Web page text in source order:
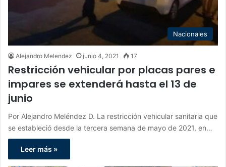
Nacionales
Alejandro Melendez junio 4, 2021 17
Restricción vehicular por placas pares e
impares se extenderá hasta el 13 de
junio
Por Alejandro Meléndez D. La restricción vehicular sanitaria que
se estableció desde la tercera semana de mayo de 2021, en…
Leer más »